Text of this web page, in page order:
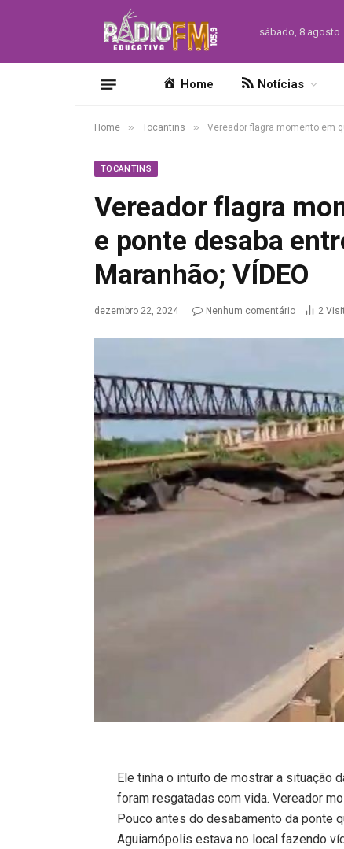
sábado, 8 agosto
Home Notícias
Home » Tocantins » Vereador flagra momento em
TOCANTINS
Vereador flagra
e ponte desaba
Maranhão; VÍDEO
dezembro 22, 2024 Nenhum comentário 2
Ele tinha o intuito de mostrar a situação
foram resgatadas com vida. Vereador
Pouco antes do desabamento da ponte
Aguiarnópolis estava no local fazendo